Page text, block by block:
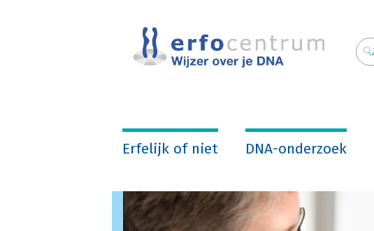
Erfelijk of niet DNA-onderzoek